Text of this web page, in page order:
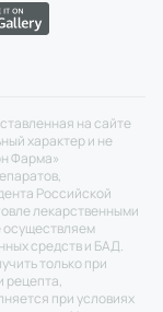
на сайте
характер и не
Фарма»
Российской
лекарственными
осуществляем
средств и БАД.
только при
рецепта,
при условиях